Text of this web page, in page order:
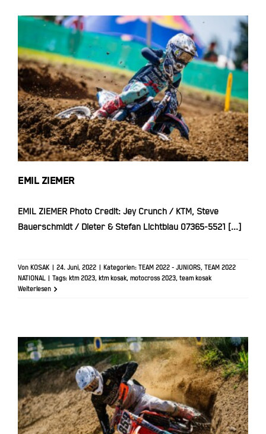
EMIL ZIEMER
EMIL ZIEMER
EMIL ZIEMER Photo Credit: Jey Crunch / KTM, Steve
Bauerschmidt / Dieter & Stefan Lichtblau 07365-5521 [...]
Von KOSAK 24. Juni, 2022 Kategorien: TEAM 2022 - JUNIORS,
TEAM 2022
NATIONAL
Tags: ktm 2023, ktm kosak, motocross 2023, team kosak
Weiterlesen
VINCENT PETER